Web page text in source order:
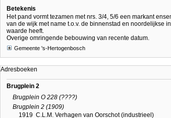
Betekenis
Het pand vormt tezamen met nrs. 3/4, 5/6 een markant
van de wijk met name t.o.v. de binnenstad en noordelijkse
waarde heeft.
Overige omringende bebouwing van recente datum.
Gemeente 's-Hertogenbosch
Adresboeken
Brugplein 2
Brugplein O 228 (????)
Brugplein 2 (1909)
1919 C.L.M. Verhagen van Oorschot (industrieel)